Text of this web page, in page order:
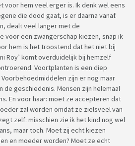
voor hem veel erger is. Ik denk wel eens
die dood gaat, is er daarna vanaf.
dealt veel langer met de
voor een zwangerschap kiezen, snap ik
hem is het troostend dat het niet bij
Roy’ komt overduidelijk bij hemzelf
Voortplanten is een diep
zijn er nog maar
de geschiedenis. Mensen zijn helemaal
En voor haar: moet ze accepteren dat
zal worden omdat ze zielsveel van
zelf: misschien zie ik het kind nog wel
maar toch. Moet zij echt kiezen
en moeder worden? Moet ze echt